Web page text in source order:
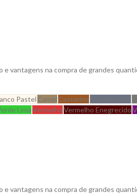
vantagens na compra de grandes
Pastel Camel Castanho
LimaVermelhoVermelho Enegrecido
vantagens na compra de grandes